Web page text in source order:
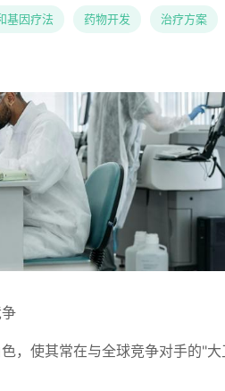
基因疗法 药物开发 治疗方案
，使其常在与全球竞争对手的"